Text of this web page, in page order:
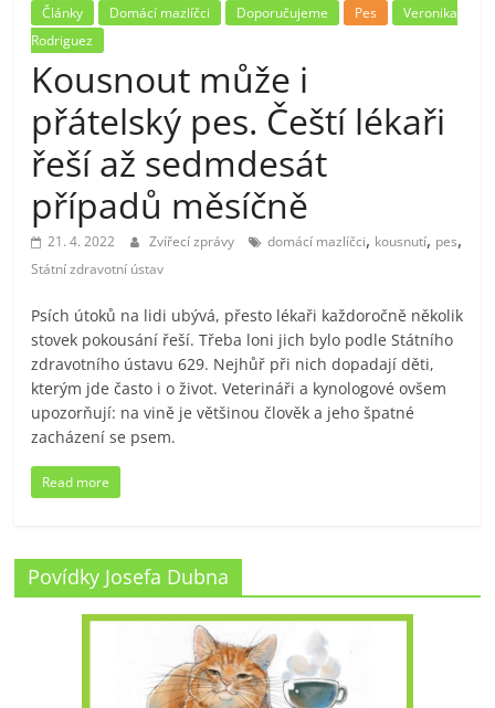
Články Domácí mazlíčci Doporučujeme Pes
Veronika
Rodriguez
Kousnout může i
přátelský pes. Čeští lékaři
řeší až sedmdesát
případů měsíčně
21. 4. 2022 Zvířecí zprávy domácí mazlíčci, kousnutí, pes,
Státní zdravotní ústav
Psích útoků na lidi ubývá, přesto lékaři každoročně několik
stovek pokousání řeší. Třeba loni jich bylo podle Státního
zdravotního ústavu 629. Nejhůř při nich dopadají děti,
kterým jde často i o život. Veterináři a kynologové ovšem
upozorňují: na vině je většinou člověk a jeho špatné
zacházení se psem.
Read more
Povídky Josefa Dubna